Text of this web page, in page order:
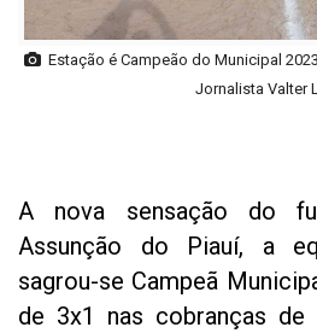
Estação é Campeão do Municipal
Jornalista Valter
A nova sensação do
Assunção do Piauí, a
sagrou-se Campeã
de 3x1 nas cobranças de